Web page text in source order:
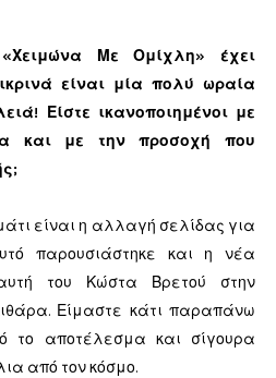
Με Ομίχλη» έχει
είναι μία πολύ ωραία
Είστε ικανοποιημένοι με
και με την προσοχή που
είναι η αλλαγή σελίδας για
παρουσιάστηκε και η νέα
του Κώστα Βρετού στην
Είμαστε κάτι παραπάνω
το αποτέλεσμα και σίγουρα
από τον κόσμο.